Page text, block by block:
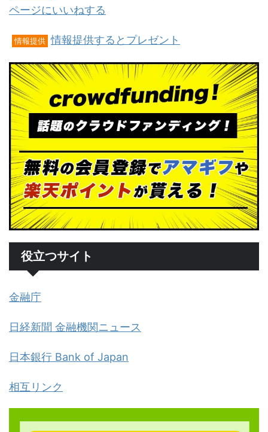
ページにいいねする
情報提供 情報提供するとプレゼント
役立つサイト
金融庁
日経新聞 金融機関ニュース
日本銀行 Bank of Japan
相互リンク